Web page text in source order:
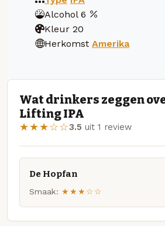
Alcohol 6
Kleur 20
Herkomst Amerika
Wat drinkers zeggen
Lifting IPA
★★★☆☆3.5 uit 1 review
De Hopfan
Smaak: ★★★☆☆